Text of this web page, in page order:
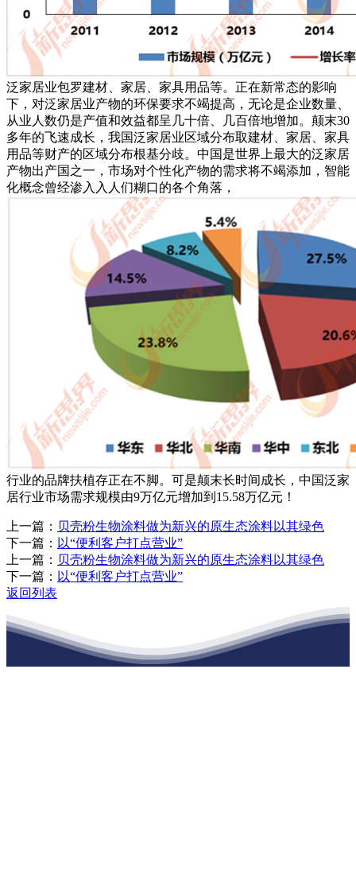
泛家居业包罗建材、家居、家具用品等。正在新常态的影响
下，对泛家居业产物的环保要求不竭提高，无论是企业数量、
从业人数仍是产值和效益都呈几十倍、几百倍地增加。颠末30
多年的飞速成长，我国泛家居业区域分布取建材、家居、家具
用品等财产的区域分布根基分歧。中国是世界上最大的泛家居
产物出产国之一，市场对个性化产物的需求将不竭添加，智能
化概念曾经渗入入人们糊口的各个角落，
行业的品牌扶植存正在不脚。可是颠末长时间成长，中国泛家
居行业市场需求规模由9万亿元增加到15.58万亿元！
上一篇： 贝壳粉生物涂料做为新兴的原生态涂料以其绿色
下一篇： 以“便利客户打点营业”
上一篇： 贝壳粉生物涂料做为新兴的原生态涂料以其绿色
下一篇： 以“便利客户打点营业”
返回列表